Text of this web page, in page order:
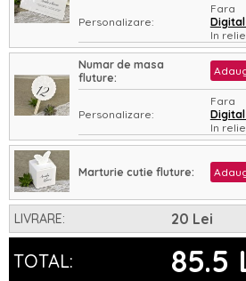
Personalizare:
Fara
Digital
In
Asamblare: Nu Da
Numar de masa
fluture:
Personalizare:
Fara
Digital
In
Asamblare: Nu Da
Marturie cutie fluture:
LIVRARE: 20 Lei
TOTAL: 85.5